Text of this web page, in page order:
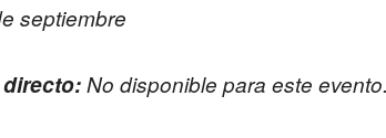
septiembre
No disponible para este evento.